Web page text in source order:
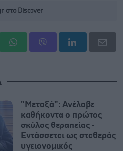
στο Discover
"Μεταξά": Ανέλαβε
καθήκοντα ο πρώτος
σκύλος θεραπείας -
Εντάσσεται ως σταθερός
υγειονομικός